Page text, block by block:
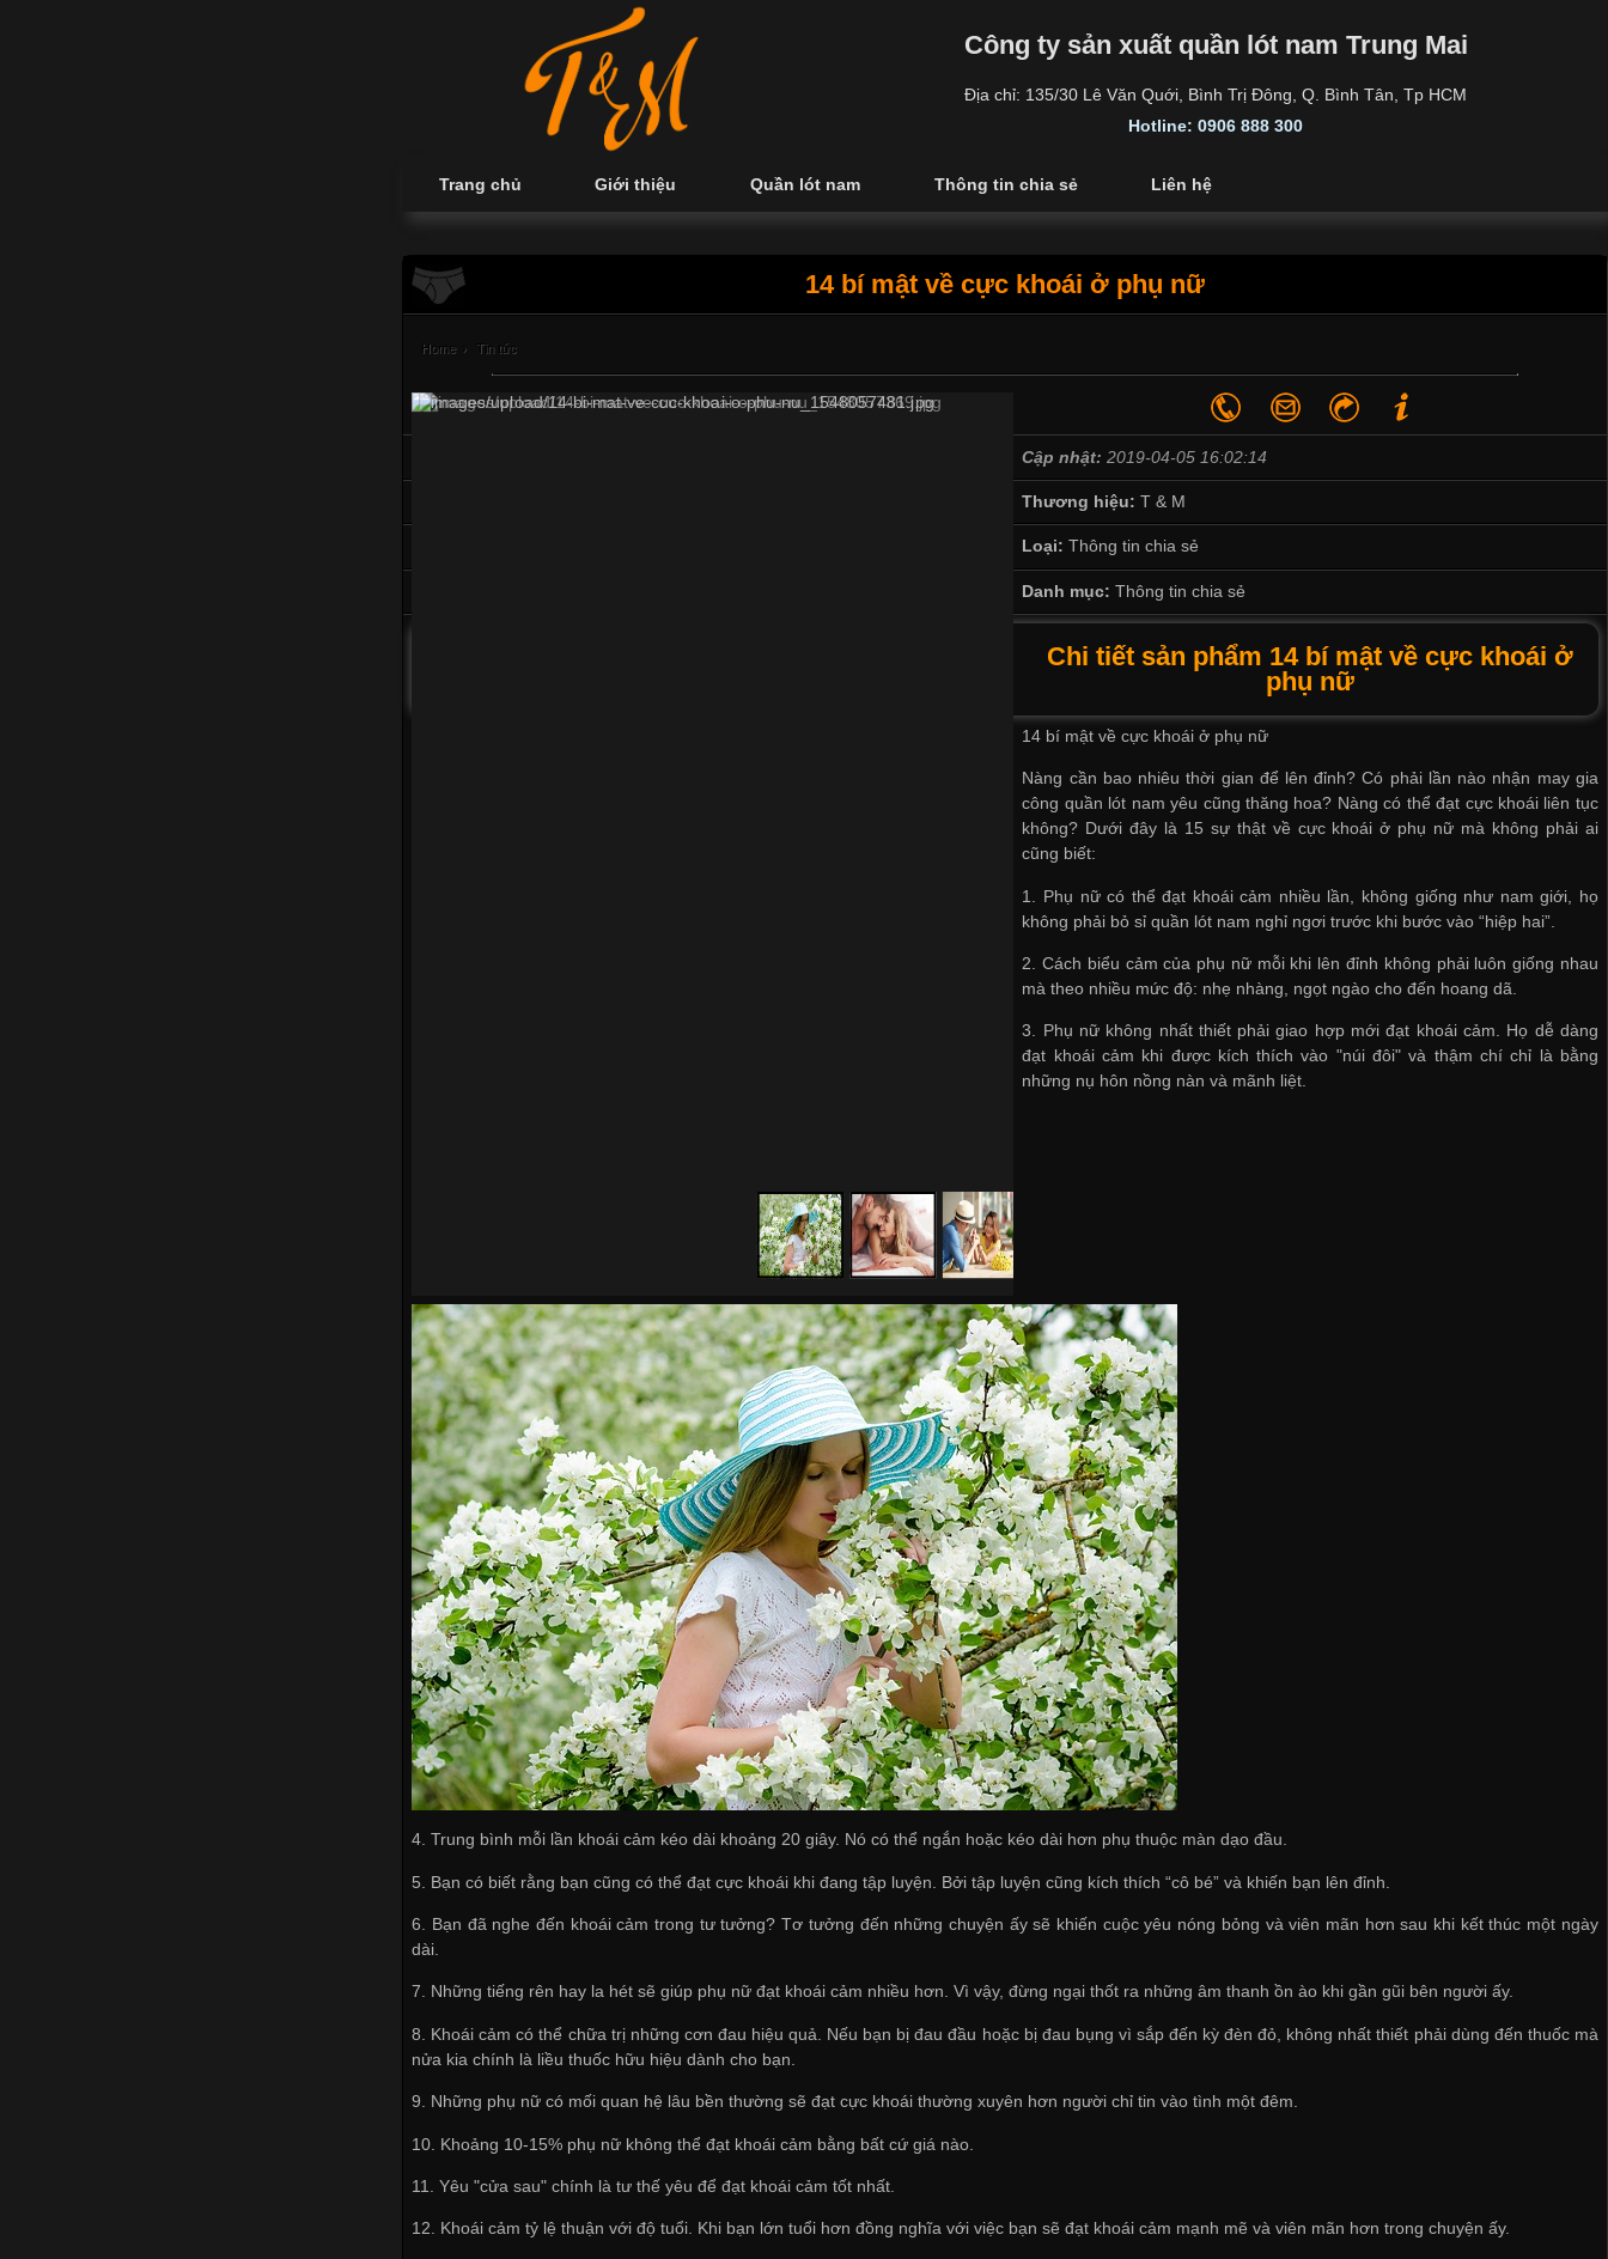
Công ty sản xuất quần lót nam Trung Mai
Địa chỉ: 135/30 Lê Văn Quới, Bình Trị Đông, Q. Bình Tân, Tp HCM
Hotline: 0906 888 300
Trang chủ Giới thiệu Quần lót nam Thông tin chia sẻ Liên hệ
14 bí mật về cực khoái ở phụ nữ
Home › Tin tức
Cập nhật: 2019-04-05 16:02:14
Thương hiệu:T & M
Loại: Thông tin chia sẻ
Danh mục: Thông tin chia sẻ
Chi tiết sản phẩm 14 bí mật về cực khoái ở
phụ nữ
14 bí mật về cực khoái ở phụ nữ
Nàng cần bao nhiêu thời gian để lên đỉnh? Có phải lần nào nhận may gia
công quần lót nam yêu cũng thăng hoa? Nàng có thể đạt cực khoái liên tục
không? Dưới đây là 15 sự thật về cực khoái ở phụ nữ mà không phải ai
cũng biết:
1. Phụ nữ có thể đạt khoái cảm nhiều lần, không giống như nam giới, họ
không phải bỏ sỉ quần lót nam nghỉ ngơi trước khi bước vào “hiệp hai”.
2. Cách biểu cảm của phụ nữ mỗi khi lên đỉnh không phải luôn giống nhau
mà theo nhiều mức độ: nhẹ nhàng, ngọt ngào cho đến hoang dã.
3. Phụ nữ không nhất thiết phải giao hợp mới đạt khoái cảm. Họ dễ dàng
đạt khoái cảm khi được kích thích vào "núi đôi" và thậm chí chỉ là bằng
những nụ hôn nồng nàn và mãnh liệt.
4. Trung bình mỗi lần khoái cảm kéo dài khoảng 20 giây. Nó có thể ngắn hoặc kéo dài hơn phụ thuộc màn dạo đầu.
5. Bạn có biết rằng bạn cũng có thể đạt cực khoái khi đang tập luyện. Bởi tập luyện cũng kích thích “cô bé” và khiến bạn lên đỉnh.
6. Bạn đã nghe đến khoái cảm trong tư tưởng? Tơ tưởng đến những chuyện ấy sẽ khiến cuộc yêu nóng bỏng và viên mãn hơn sau khi kết thúc một ngày
dài.
7. Những tiếng rên hay la hét sẽ giúp phụ nữ đạt khoái cảm nhiều hơn. Vì vậy, đừng ngại thốt ra những âm thanh ồn ào khi gần gũi bên người ấy.
8. Khoái cảm có thể chữa trị những cơn đau hiệu quả. Nếu bạn bị đau đầu hoặc bị đau bụng vì sắp đến kỳ đèn đỏ, không nhất thiết phải dùng đến thuốc mà
nửa kia chính là liều thuốc hữu hiệu dành cho bạn.
9. Những phụ nữ có mối quan hệ lâu bền thường sẽ đạt cực khoái thường xuyên hơn người chỉ tin vào tình một đêm.
10. Khoảng 10-15% phụ nữ không thể đạt khoái cảm bằng bất cứ giá nào.
11. Yêu "cửa sau" chính là tư thế yêu để đạt khoái cảm tốt nhất.
12. Khoái cảm tỷ lệ thuận với độ tuổi. Khi bạn lớn tuổi hơn đồng nghĩa với việc bạn sẽ đạt khoái cảm mạnh mẽ và viên mãn hơn trong chuyện ấy.